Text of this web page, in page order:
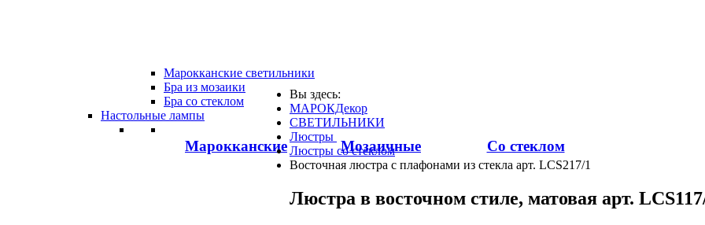
Марокканские светильники
Бра из мозаики
Бра со стеклом
Настольные лампы
Марокканские Мозаичные Со стеклом
Вы здесь:
МАРОКДекор
СВЕТИЛЬНИКИ
Люстры
Люстры со стеклом
Восточная люстра с плафонами из стекла арт. LCS217/1
Люстра в восточном стиле, матовая арт.